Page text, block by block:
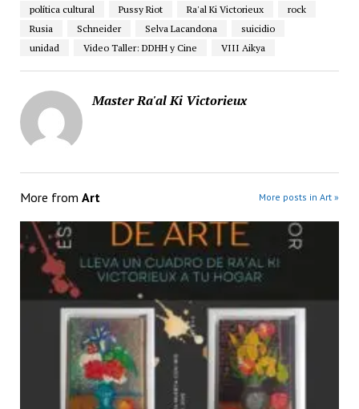
política cultural
Pussy Riot Ra'al Ki Victorieux
rock
Rusia
Schneider Selva Lacandona
suicidio
unidad
Video Taller: DDHH y Cine VIII Aikya
Master Ra'al Ki Victorieux
More from Art More posts in Art »